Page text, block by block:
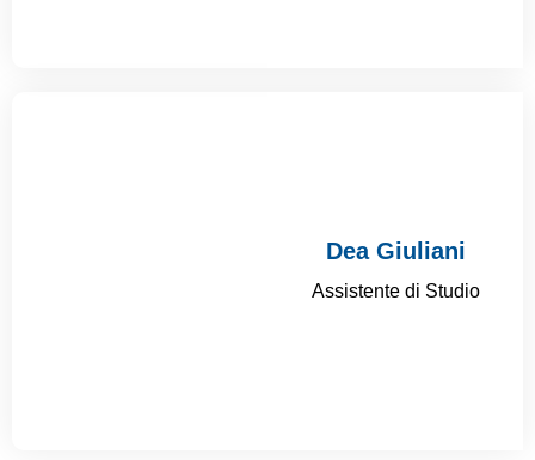
Dea Giuliani
Assistente di Studio